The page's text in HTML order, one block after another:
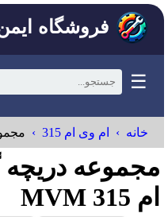
فروشگاه
☰
خانه ام وی ام 315
مجموعه دريچه
ام 315 MVM